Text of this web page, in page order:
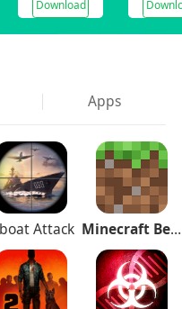
Download
Apps
Attack Minecraft Beta